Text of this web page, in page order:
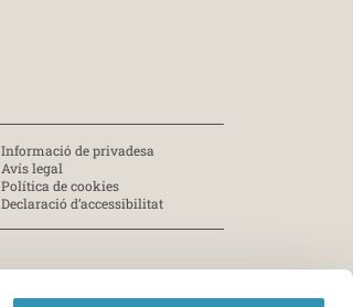
Informació de privadesa
Avís legal
Política de cookies
Declaració d’accessibilitat